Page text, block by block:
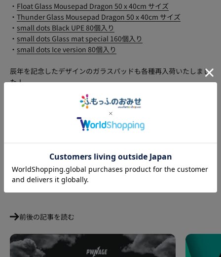
・ Float Glass Mousepad Dragon 50 x 40cm サイズ
・ Thunder Glass Mousepad Dragon 50 x 40cm サイズ
・ small dots Black UPE 80個入り
・ small dots Glass mat special 160個入り
・ small dots Ice version 80個入り
辰年を記念したデザインのガラスパッドも各種再入荷いたしまし
た！
また、滑りも選べてお試しもしやすい価格の汎用ソール「small
dots」シリーズも各種再入荷しておりますので、ぜひ一緒にチェ
https://www.fumoshop.com/manufacturer/dreamgamer.html
前後の記事を読む